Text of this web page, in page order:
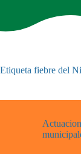
Etiqueta fiebre del